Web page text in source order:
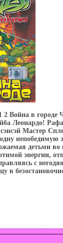
2 Война в городе
Леонардо!
Мастер
непобедимую
детьми во
энергии,
с
в